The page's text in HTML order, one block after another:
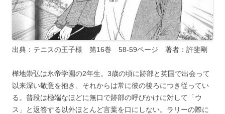
出典：テニスの王子様 第16巻 58-59ページ 著者：許斐剛
樺地崇弘は氷帝学園の2年生。3歳の頃に跡部と英国で出会って
以来深い敬意を抱き、それからは常に彼の後ろにつき従ってい
る。普段は極端なほどに無口で跡部の呼びかけに対して「ウ
ス」と返答する以外ほとんど言葉を口にしない。ラリーの際に